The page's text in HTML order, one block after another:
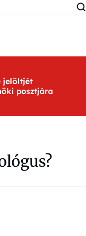
jelöltjét
posztjára